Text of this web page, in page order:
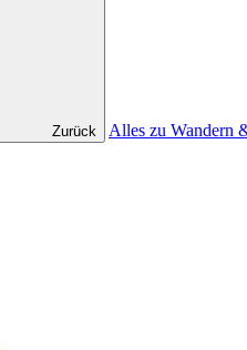
Zurück
Alles zu Wandern